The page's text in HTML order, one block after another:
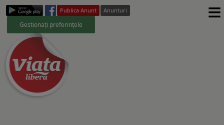
Publica Anunt Anunturi
Gestionați preferințele ≡